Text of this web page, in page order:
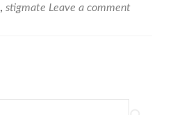
, stigmate Leave a comment